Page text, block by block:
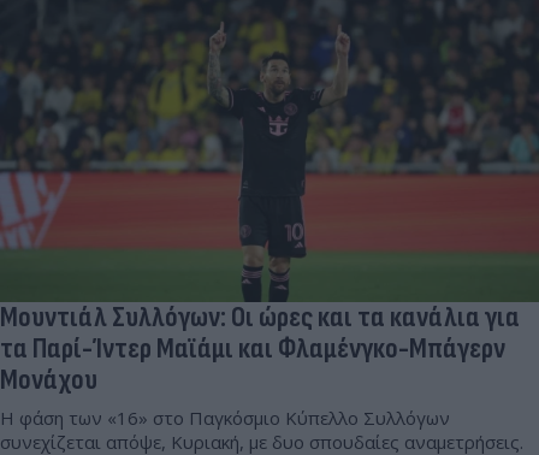
Μουντιάλ Συλλόγων: Οι ώρες και τα κανάλια για
τα Παρί-Ίντερ Μαϊάμι και Φλαμένγκο-Μπάγερν
Μονάχου
Η φάση των «16» στο Παγκόσμιο Κύπελλο Συλλόγων
συνεχίζεται απόψε, Κυριακή, με δυο σπουδαίες αναμετρήσεις.